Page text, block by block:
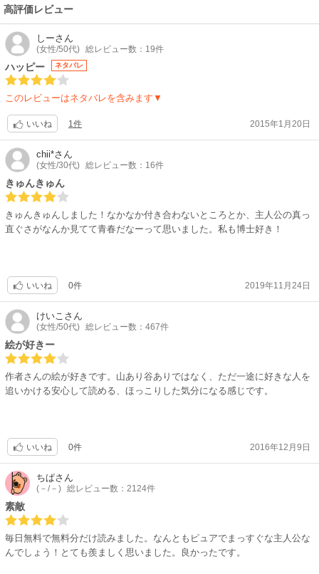
高評価レビュー
しーさん
(女性/50代) 総レビュー数：19件
ハッピー ネタバレ
このレビューはネタバレを含みます▼
いいね 1件 2015年1月20日
chii*さん
(女性/30代) 総レビュー数：16件
きゅんきゅん
きゅんきゅんしました！なかなか付き合わないところとか、主人公の真っ
直ぐさがなんか見てて青春だなーって思いました。私も博士好き！
いいね 0件 2019年11月24日
けいこ さん
(女性/50代) 総レビュー数：467件
絵が好きー
作者さんの絵が好きです。山あり谷ありではなく、ただ一途に好きな人を
追いかける安心して読める、ほっこりした気分になる感じです。
いいね 0件 2016年12月9日
ちぱさん
(－/－) 総レビュー数：2124件
素敵
毎日無料で無料分だけ読みました。なんともピュアでまっすぐな主人公な
んでしょう！とても羨ましく思いました。良かったです。